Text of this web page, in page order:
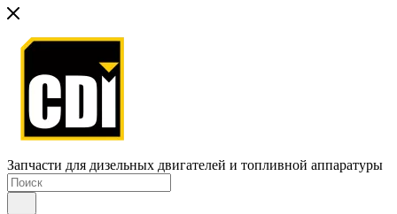
Запчасти для дизельных двигателей и топливной аппаратуры